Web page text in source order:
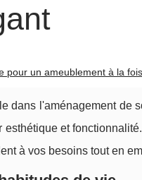
pour un ameublement à la
dans l'aménagement de
et
à vos besoins tout en